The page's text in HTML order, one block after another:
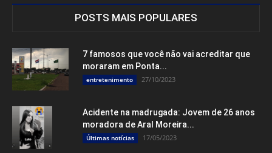
POSTS MAIS POPULARES
7 famosos que você não vai acreditar que
moraram em Ponta...
entretenimento 27/10/2023
Acidente na madrugada: Jovem de 26 anos
moradora de Aral Moreira...
Últimas notícias 17/05/2023